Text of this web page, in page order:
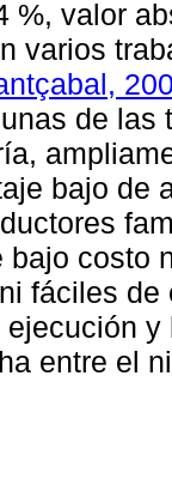
%, valor
varios
de
bajo de
bajo costo
fáciles
entre el